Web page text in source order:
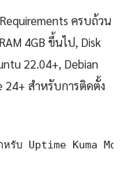
ครบถ้วน
4GB ขึ้นไป, Disk
22.04+, Debian
24+ สำหรับการติดตั้ง
รับ Uptime Kuma